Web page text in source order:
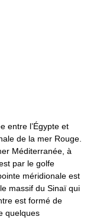
entre l’Égypte et
de la mer Rouge.
Méditerranée, à
par le golfe
méridionale est
massif du Sinaï qui
est formé de
quelques